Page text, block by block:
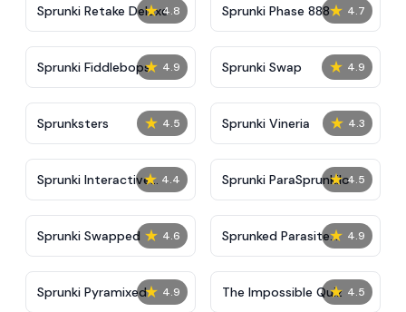
★ 4.8
Sprunki Retake Deluxe ★ 4.7
Sprunki Phase 888
★ 4.9
Sprunki Fiddlebops ★ 4.9
Sprunki Swap
★ 4.5
Sprunksters ★ 4.3
Sprunki Vineria
★ 4.4
Sprunki Interactive
Tunner
★ 4.5
Sprunki ParaSprunkilo
★ 4.6
Sprunki Swapped ★ 4.9
Sprunked Parasite
Remake
★ 4.9
Sprunki Pyramixed ★ 4.5
The Impossible Quiz